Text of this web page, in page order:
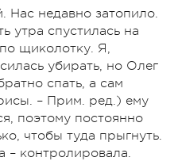
Нас недавно затопило.
утра спустилась на
щиколотку. Я,
убирать, но Олег
спать, а сам
– Прим. ред.) ему
поэтому постоянно
чтобы туда прыгнуть.
– контролировала.